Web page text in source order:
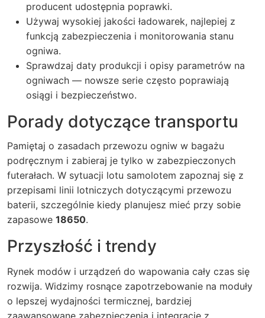
producent udostępnia poprawki.
Używaj wysokiej jakości ładowarek, najlepiej z
funkcją zabezpieczenia i monitorowania stanu
ogniwa.
Sprawdzaj daty produkcji i opisy parametrów na
ogniwach — nowsze serie często poprawiają
osiągi i bezpieczeństwo.
Porady dotyczące transportu
Pamiętaj o zasadach przewozu ogniw w bagażu
podręcznym i zabieraj je tylko w zabezpieczonych
futerałach. W sytuacji lotu samolotem zapoznaj się z
przepisami linii lotniczych dotyczącymi przewozu
baterii, szczególnie kiedy planujesz mieć przy sobie
zapasowe 18650.
Przyszłość i trendy
Rynek modów i urządzeń do wapowania cały czas się
rozwija. Widzimy rosnące zapotrzebowanie na moduły
o lepszej wydajności termicznej, bardziej
zaawansowane zabezpieczenia i integrację z